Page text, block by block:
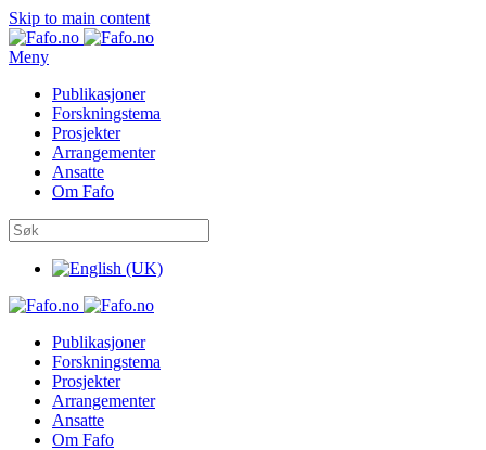
Skip to main content
Meny
Publikasjoner
Forskningstema
Prosjekter
Arrangementer
Ansatte
Om Fafo
Publikasjoner
Forskningstema
Prosjekter
Arrangementer
Ansatte
Om Fafo